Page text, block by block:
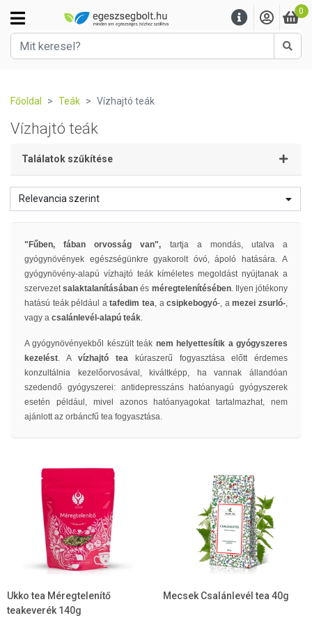
0
Főoldal Teák Vízhajtó teák
Vízhajtó teák
Találatok szűkítése
Relevancia szerint
"Fűben, fában orvosság van", tartja a mondás, utalva a
gyógynövények egészségünkre gyakorolt óvó, ápoló hatására. A
gyógynövény-alapú vízhajtó teák kíméletes megoldást nyújtanak a
szervezetsalaktalanításábanés méregtelenítésében. Ilyen jótékony
hatású teák például atafedim tea, acsipkebogyó-, amezei zsurló-,
vagy a csalánlevél-alapú teák.
A gyógynövényekből készült teák nem helyettesítik a gyógyszeres
kezelést. Avízhajtó tea kúraszerű fogyasztása előtt érdemes
konzultálnia kezelőorvosával, kiváltképp, ha vannak állandóan
szedendő gyógyszerei: antidepresszáns hatóanyagú gyógyszerek
esetén például, mivel azonos hatóanyagokat tartalmazhat, nem
ajánlott az orbáncfű tea fogyasztása.
Ukko tea Méregtelenítő
teakeverék 140g
Mecsek Csalánlevél tea 40g